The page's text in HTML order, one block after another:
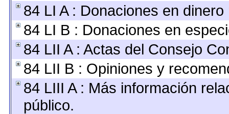
84 LI A : Donaciones en
84 LI B : Donaciones en
84 LII A : Actas del Consejo
84 LII B : Opiniones y
84 LIII A : Más información
público.